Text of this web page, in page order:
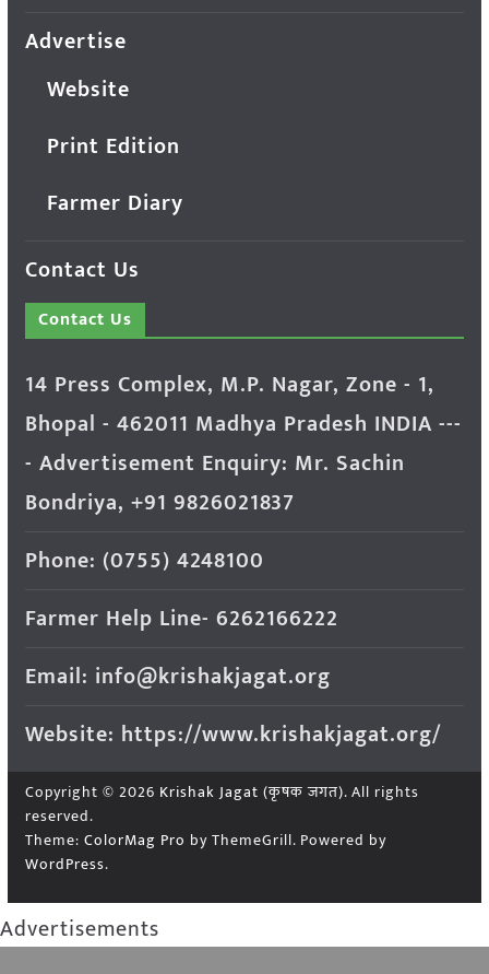
Advertise
Website
Print Edition
Farmer Diary
Contact Us
Contact Us
14 Press Complex, M.P. Nagar, Zone - 1,
Bhopal - 462011 Madhya Pradesh INDIA ---
- Advertisement Enquiry: Mr. Sachin
Bondriya, +91 9826021837
Phone: (0755) 4248100
Farmer Help Line- 6262166222
Email: info@krishakjagat.org
Website: https://www.krishakjagat.org/
Copyright © 2026 Krishak Jagat (कृषक जगत). All rights
reserved.
Theme: ColorMag Pro by ThemeGrill. Powered by
WordPress.
Advertisements